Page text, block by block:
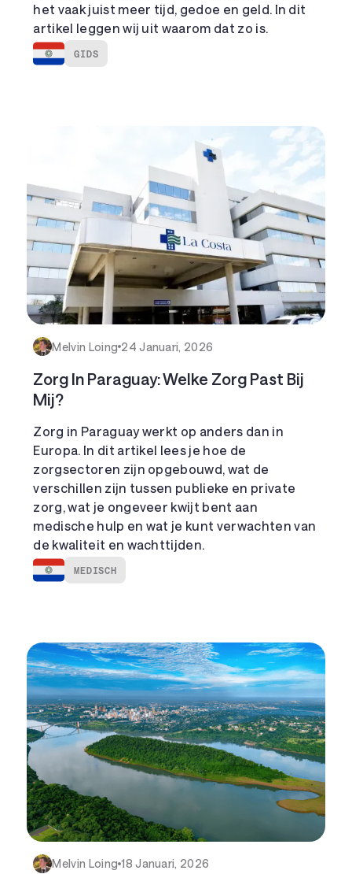
het vaak juist meer tijd, gedoe en geld. In dit
artikel leggen wij uit waarom dat zo is.
GIDS
Melvin Loing 24 Januari, 2026
Zorg In Paraguay: Welke Zorg Past Bij
Mij?
Zorg in Paraguay werkt op anders dan in
Europa. In dit artikel lees je hoe de
zorgsectoren zijn opgebouwd, wat de
verschillen zijn tussen publieke en private
zorg, wat je ongeveer kwijt bent aan
medische hulp en wat je kunt verwachten van
de kwaliteit en wachttijden.
MEDISCH
Melvin Loing 18 Januari, 2026